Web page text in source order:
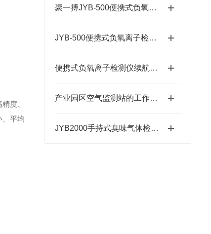
聚一搏JYB-500便携式负氧离子检测仪的功能特点
JYB-500便携式负氧离子检测仪的亮点优势
便携式负氧离子检测仪续航能力达到8小时
产业园区空气监测站的工作原理主要包括以下几个步骤
JYB2000手持式臭味气体检测仪：智慧养殖环境分析
度、
、平均